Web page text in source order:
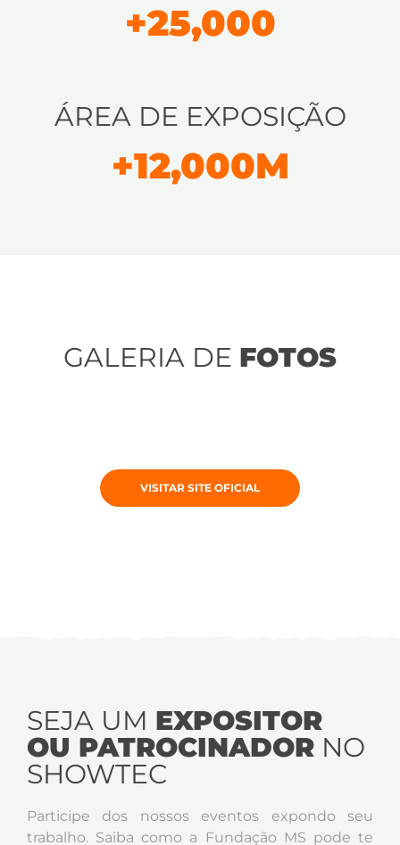
+25,000
ÁREA DE EXPOSIÇÃO
+12,000M
GALERIA DE FOTOS
VISITAR SITE OFICIAL
SEJA UM EXPOSITOR
OU PATROCINADOR NO
SHOWTEC
Participe dos nossos eventos expondo seu
trabalho. Saiba como a Fundação MS pode te